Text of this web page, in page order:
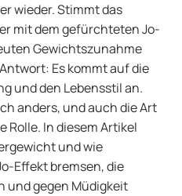
wieder. Stimmt das
mit dem gefürchteten Jo-
Gewichtszunahme
Es kommt auf die
und den Lebensstil an.
anders, und auch die Art
Rolle. In diesem Artikel
und wie
Effekt bremsen, die
und gegen Müdigkeit